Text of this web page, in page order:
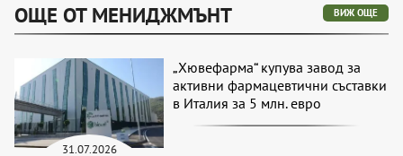
ОЩЕ ОТ МЕНИДЖМЪНТ ВИЖ ОЩЕ
31.07.2026
„Хювефарма“ купува завод за
активни фармацевтични съставки
в Италия за 5 млн. евро